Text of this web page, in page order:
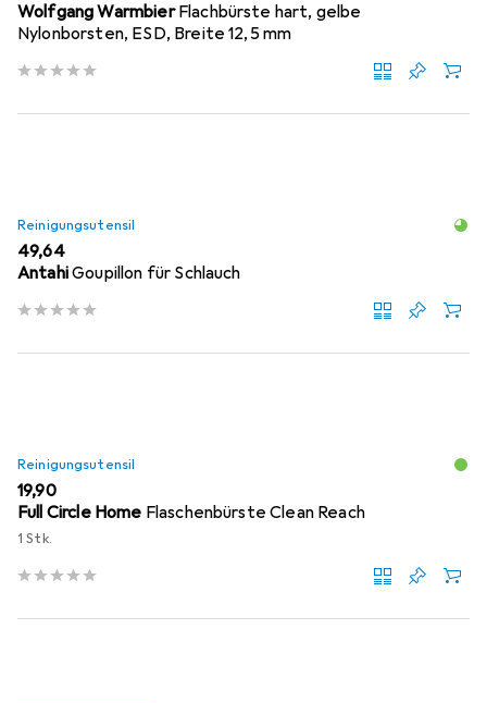
Wolfgang Warmbier Flachbürste hart, gelbe
Nylonborsten, ESD, Breite 12,5 mm
Reinigungsutensil
EUR
49,64
AntahiGoupillon für Schlauch
Reinigungsutensil
EUR
19,90
Full Circle Home Flaschenbürste Clean Reach
1 Stk.